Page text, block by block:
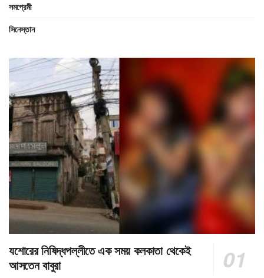
সমপ্রেমী
সিনেস্তান
যশোরের নিষিদ্ধপল্লীতে এক সময় কলকাতা থেকেই
আসতেন বাবুরা